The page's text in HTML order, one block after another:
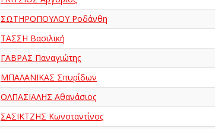
ΣΩΤΗΡΟΠΟΥΛΟΥ Ροδάνθη
ΤΑΣΣΗ Βασιλική
ΓΑΒΡΑΣ Παναγιώτης
ΜΠΑΛΑΝΙΚΑΣ Σπυρίδων
ΟΛΠΑΣΙΑΛΗΣ Αθανάσιος
ΣΑΣΙΚΤΖΗΣ Κωνσταντίνος